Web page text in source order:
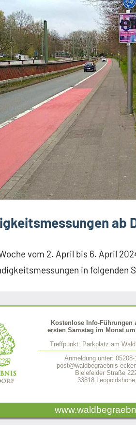
ab
vom 2. April bis 6. April
in folgenden
Kostenlose Info-Führungen
ersten Samstag im Monat
Treffpunkt: Parkplatz am
Anmeldung unter: 05208-
post@waldbegraebnis-
Bielefelder Straße
33818 Leopoldshöhe